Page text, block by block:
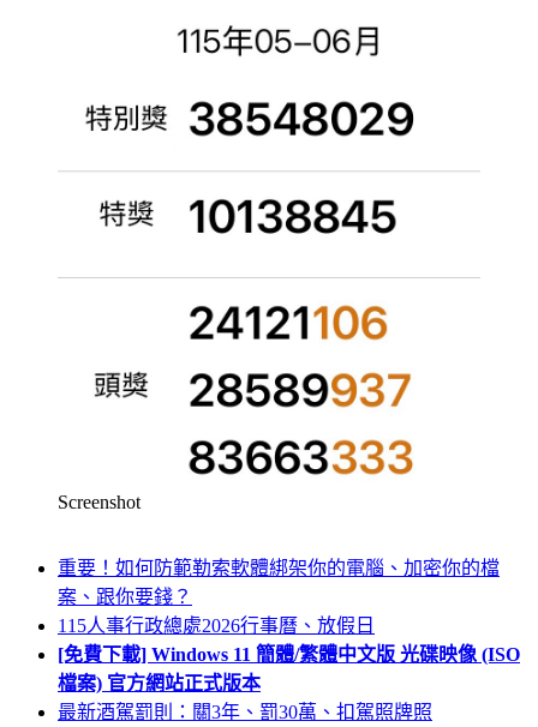
Screenshot
重要！如何防範勒索軟體綁架你的電腦、加密你的檔
案、跟你要錢？
115人事行政總處2026行事曆、放假日
[免費下載] Windows 11 簡體/繁體中文版 光碟映像 (ISO
檔案) 官方網站正式版本
最新酒駕罰則：關3年、罰30萬、扣駕照牌照